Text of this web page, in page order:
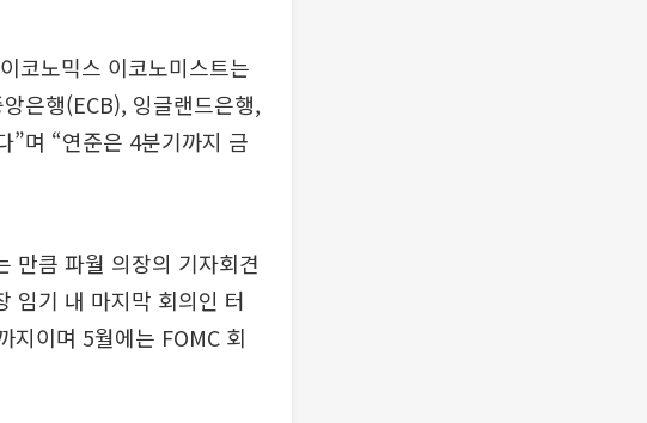
코노믹스 이코노미스트는
은행(ECB), 잉글랜드은행,
”며 “연준은 4분기까지 금
만큼 파월 의장의 기자회견
임기 내 마지막 회의인 터
지이며 5월에는 FOMC 회